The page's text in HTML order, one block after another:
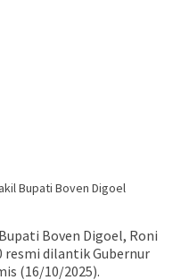
Bupati Boven Digoel
Boven Digoel, Roni
resmi dilantik Gubernur
(16/10/2025).